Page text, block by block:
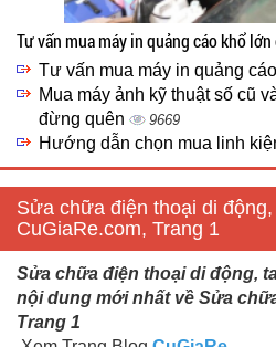
Tư vấn mua máy in quảng cáo khổ lớn
Tư vấn mua máy in quảng
Mua máy ảnh kỹ thuật số cũ
đừng quên
9669
Hướng dẫn chọn mua linh
Sửa chữa điện thoại di
CuGiaRe.com, Trang 1
Sửa chữa điện thoại di động,
nội dung mới nhất về Sửa
Trang 1